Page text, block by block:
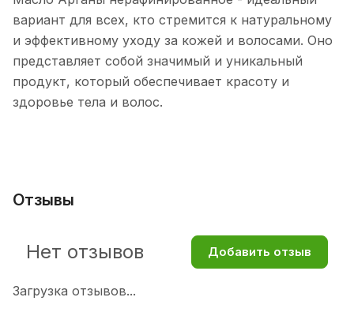
вариант для всех, кто стремится к натуральному
и эффективному уходу за кожей и волосами. Оно
представляет собой значимый и уникальный
продукт, который обеспечивает красоту и
здоровье тела и волос.
Отзывы
Загрузка отзывов...
Нет отзывов Добавить отзыв